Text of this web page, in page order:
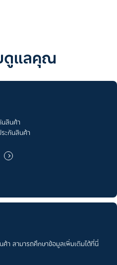
ดูแลคุณ
สินค้า
ะกันสินค้า
สามารถศึกษาข้อมูลเพิ่มเติมได้ที่นี่